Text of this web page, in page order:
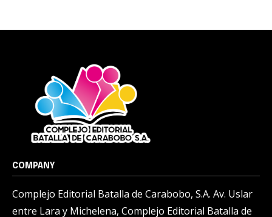
COMPANY
Complejo Editorial Batalla de Carabobo, S.A. Av. Uslar
entre Lara y Michelena, Complejo Editorial Batalla de